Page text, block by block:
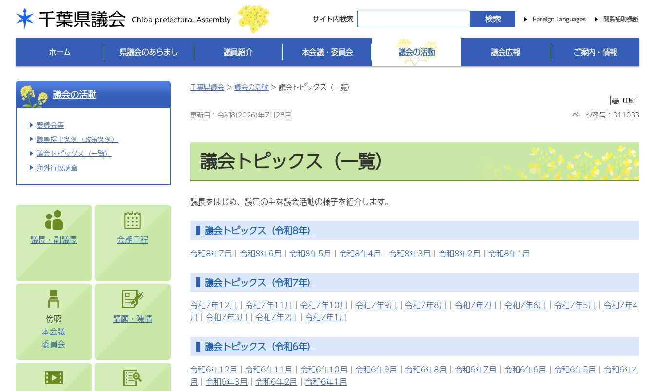
千葉県議会
サイト内検索 Foreign Languages 閲覧補助機能
ホーム 県議会のあらまし 議員紹介 本会議・委員会 議会の活動 議会広報 ご案内・情報
議会の活動
審議会等
議員提出条例（政策条例）
議会トピックス（一覧）
海外行政調査
議長・副議長 会期日程
傍聴
本会議
委員会
請願・陳情
千葉県議会 > 議会の活動 > 議会トピックス（一覧）
更新日：令和8(2026)年7月28日 ページ番号：311033
議会トピックス（一覧）
議長をはじめ、議員の主な議会活動の様子を紹介します。
議会トピックス（令和8年）
令和8年7月 ｜ 令和8年6月 ｜ 令和8年5月 ｜ 令和8年4月 ｜ 令和8年3月 ｜ 令和8年2月 ｜ 令和8年1月
議会トピックス（令和7年）
令和7年12月 ｜ 令和7年11月 ｜ 令和7年10月 ｜ 令和7年9月 ｜ 令和7年8月 ｜ 令和7年7月 ｜ 令和7年6月 ｜ 令和7年5月 ｜ 令和7年4
月 ｜ 令和7年3月 ｜ 令和7年2月 ｜ 令和7年1月
議会トピックス（令和6年）
令和6年12月 ｜ 令和6年11月 ｜ 令和6年10月 ｜ 令和6年9月 ｜ 令和6年8月 ｜ 令和6年7月 ｜ 令和6年6月 ｜ 令和6年5月 ｜ 令和6年4
月 ｜ 令和6年3月 ｜ 令和6年2月 ｜ 令和6年1月